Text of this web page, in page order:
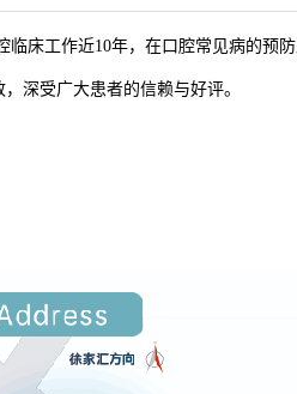
床工作近10年，在口腔常见病的预防
深受广大患者的信赖与好评。